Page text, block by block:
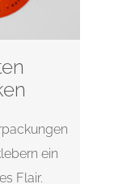
ein
Flair.